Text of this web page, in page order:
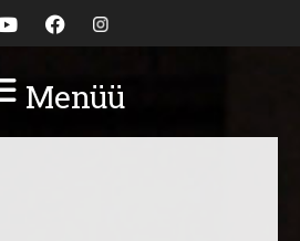
Menüü